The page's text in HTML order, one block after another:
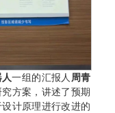
人一组的汇报人 周青
方案，讲述了预期
计原理进行改进的